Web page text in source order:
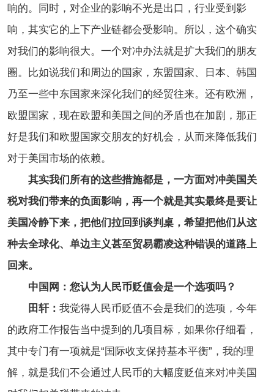
响的。同时，对企业的影响不光是出口，行业受到影
响，其实它的上下产业链都会受影响。所以，这个确实
对我们的影响很大。一个对冲办法就是扩大我们的朋友
圈。比如说我们和周边的国家，东盟国家、日本、韩国
乃至一些中东国家来深化我们的经贸往来。还有欧洲，
欧盟国家，现在欧盟和美国之间的矛盾也在加剧，那正
好是我们和欧盟国家交朋友的好机会，从而来降低我们
对于美国市场的依赖。
其实我们所有的这些措施都是，一方面对冲美国关
税对我们带来的负面影响，再一个就是其实最终是要让
美国冷静下来，把他们拉回到谈判桌，希望把他们从这
种去全球化、单边主义甚至贸易霸凌这种错误的道路上
回来。
中国网：您认为人民币贬值会是一个选项吗？
田轩： 我觉得人民币贬值不会是我们的选项，今年
的政府工作报告当中提到的几项目标，如果你仔细看，
其中专门有一项就是“国际收支保持基本平衡”，我的理
解，就是我们不会通过人民币的大幅度贬值来对冲美国